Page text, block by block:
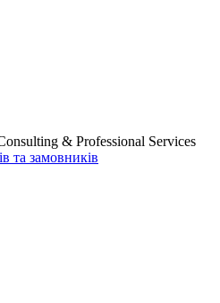
& Professional Services
та замовників